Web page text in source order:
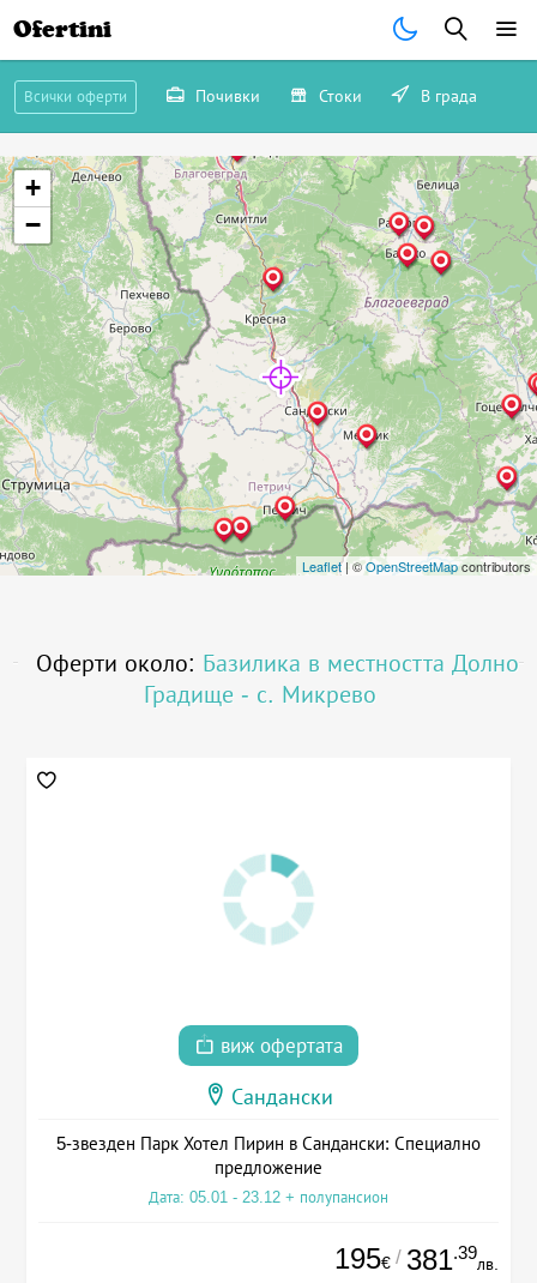
Ofertini
Всички оферти Почивки Стоки В града
+
−
Leaflet| ©OpenStreetMapcontributors
Оферти около: Базилика в местността Долно
Градище - с. Микрево
виж офертата
Сандански
5-звезден Парк Хотел Пирин в Сандански: Специално
предложение
Дата: 05.01 - 23.12 + полупансион
195€ / 381.39
лв.